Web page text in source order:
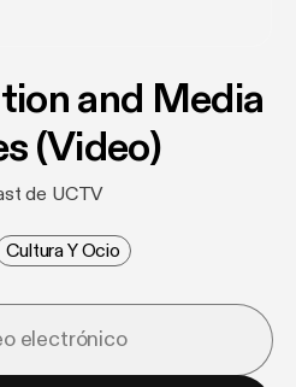
and Media
(Video)
de UCTV
Cultura Y Ocio